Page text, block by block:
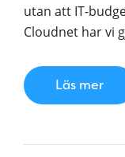
utan att IT-
Cloudnet har vi
Läs mer